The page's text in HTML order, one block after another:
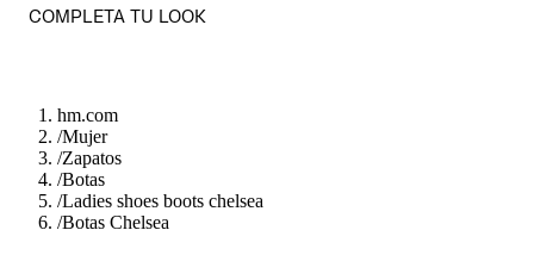
COMPLETA TU LOOK
hm.com
/Mujer
/Zapatos
/Botas
/Ladies shoes boots chelsea
/Botas Chelsea